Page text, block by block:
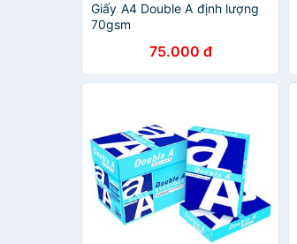
Giấy A4 Double A định lượng
70gsm
75.000 đ